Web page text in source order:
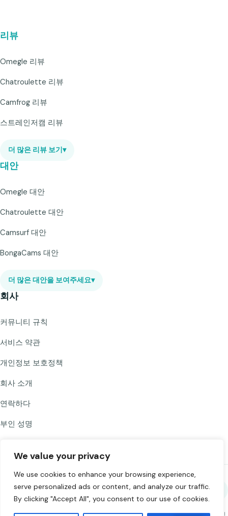
We value your privacy
We use cookies to enhance your browsing experience,
serve personalized ads or content, and analyze our traffic.
By clicking "Accept All", you consent to our use of cookies.
리뷰
Omegle 리뷰
Chatroulette 리뷰
Camfrog 리뷰
스트레인저캠 리뷰
더 많은 리뷰 보기 ▾
대안
Omegle 대안
Chatroulette 대안
Camsurf 대안
BongaCams 대안
더 많은 대안을 보여주세요▾
회사
커뮤니티 규칙
서비스 약관
개인정보 보호정책
회사 소개
연락하다
부인 성명
Chat to Strangers를 공유하세요